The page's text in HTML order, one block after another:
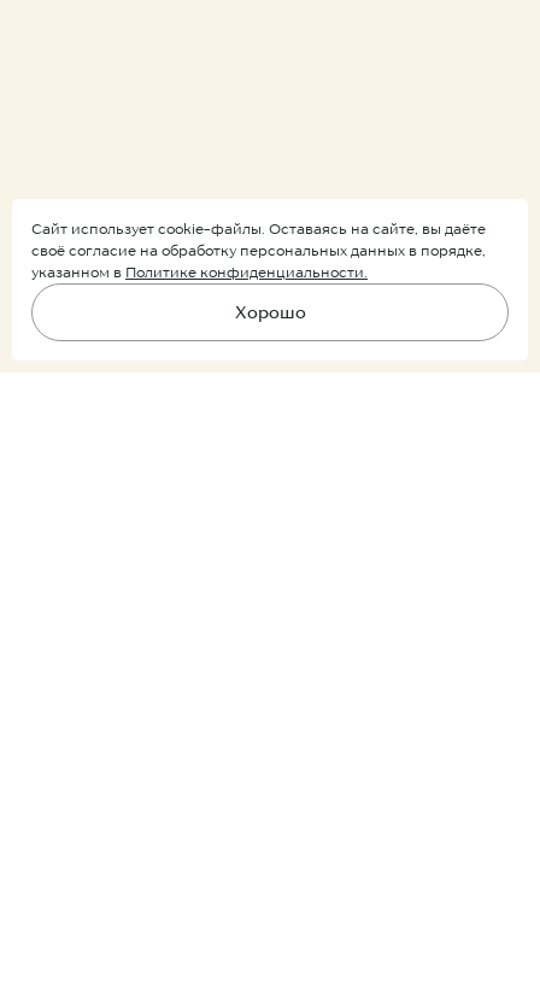
Сайт использует cookie-файлы. Оставаясь на сайте, вы даёте
своё согласие на обработку персональных данных в порядке,
указанном в Политике конфиденциальности.
Хорошо